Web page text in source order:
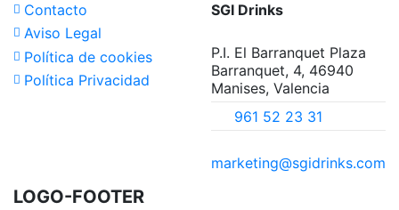
Contacto
Aviso Legal
Política de cookies
Política Privacidad
SGI Drinks
P.I. El Barranquet Plaza
Barranquet, 4, 46940
Manises, Valencia
961 52 23 31
marketing@sgidrinks.com
LOGO-FOOTER